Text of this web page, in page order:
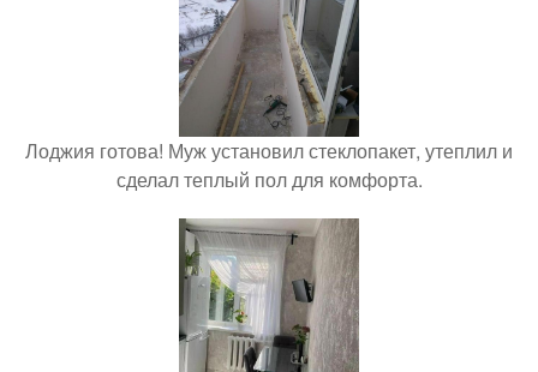
Лоджия готова! Муж установил стеклопакет, утеплил и
сделал теплый пол для комфорта.